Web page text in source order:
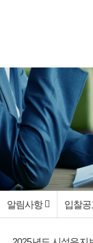
알림사항 입찰공